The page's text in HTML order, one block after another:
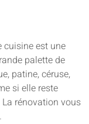
cuisine est une
palette de
patine, céruse,
si elle reste
rénovation vous